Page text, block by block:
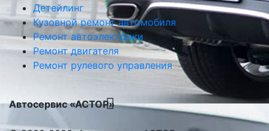
Детейлинг
Кузовной ремонт автомобиля
Ремонт автоэлектрики
Ремонт двигателя
Ремонт рулевого управления
Автосервис «АСТОР»